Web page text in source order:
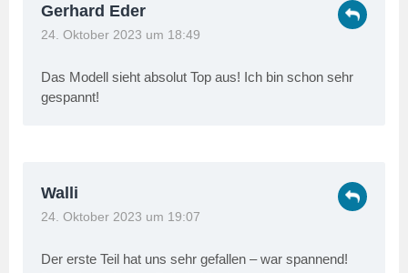
Gerhard Eder
24. Oktober 2023 um 18:49
Das Modell sieht absolut Top aus! Ich bin schon sehr
gespannt!
Walli
24. Oktober 2023 um 19:07
Der erste Teil hat uns sehr gefallen – war spannend!